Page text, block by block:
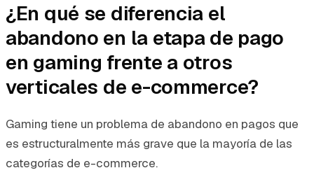
¿En qué se diferencia el
abandono en la etapa de pago
en gaming frente a otros
verticales de e-commerce?
Gaming tiene un problema de abandono en pagos que
es estructuralmente más grave que la mayoría de las
categorías de e-commerce.